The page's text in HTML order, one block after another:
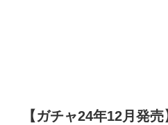
【ガチャ24年12月発